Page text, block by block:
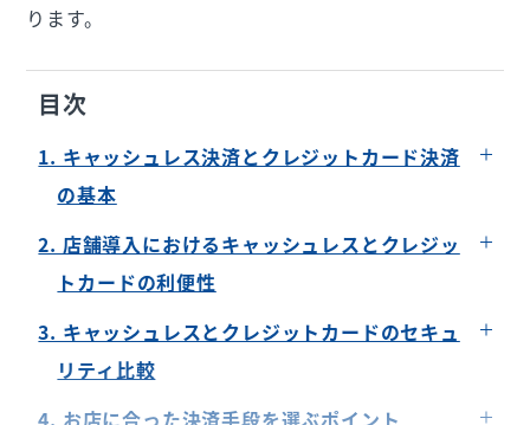
ります。
目次
1. キャッシュレス決済とクレジットカード決済
の基本
キャッシュレス決済とは？
クレジットカード決済とは？
2. 店舗導入におけるキャッシュレスとクレジッ
トカードの利便性
キャッシュレス決済のメリットとデメリット
クレジットカード決済のメリットとデメリット
3. キャッシュレスとクレジットカードのセキュ
リティ比較
キャッシュレス決済におけるセキュリティの特徴
4. お店に合った決済手段を選ぶポイント